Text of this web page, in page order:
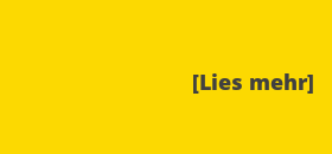
[Lies mehr]